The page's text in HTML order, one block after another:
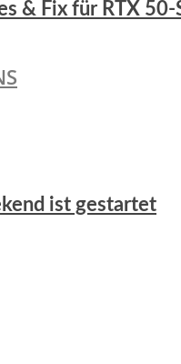
& Fix für RTX
ist gestartet